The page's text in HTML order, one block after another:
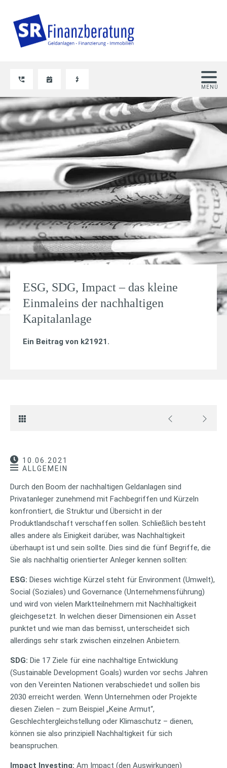
ESG, SDG, Impact – das kleine
Einmaleins der nachhaltigen
Kapitalanlage
Ein Beitrag von k21921 .
10.06.2021
ALLGEMEIN
Durch den Boom der nachhaltigen Geldanlagen sind
Privatanleger zunehmend mit Fachbegriffen und Kürzeln
konfrontiert, die Struktur und Übersicht in der
Produktlandschaft verschaffen sollen. Schließlich besteht
alles andere als Einigkeit darüber, was Nachhaltigkeit
überhaupt ist und sein sollte. Dies sind die fünf Begriffe, die
Sie als nachhaltig orientierter Anleger kennen sollten:
ESG: Dieses wichtige Kürzel steht für Environment (Umwelt),
Social (Soziales) und Governance (Unternehmensführung)
und wird von vielen Marktteilnehmern mit Nachhaltigkeit
gleichgesetzt. In welchen dieser Dimensionen ein Asset
punktet und wie man das bemisst, unterscheidet sich
allerdings sehr stark zwischen einzelnen Anbietern.
SDG: Die 17 Ziele für eine nachhaltige Entwicklung
(Sustainable Development Goals) wurden vor sechs Jahren
von den Vereinten Nationen verabschiedet und sollen bis
2030 erreicht werden. Wenn Unternehmen oder Projekte
diesen Zielen – zum Beispiel „Keine Armut“,
Geschlechtergleichstellung oder Klimaschutz – dienen,
können sie also prinzipiell Nachhaltigkeit für sich
beanspruchen.
Impact Investing: Am Impact (den Auswirkungen)